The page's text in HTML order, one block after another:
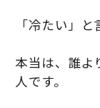
「冷たい」
本当は、誰よ
人です。